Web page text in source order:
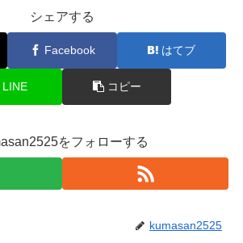
シェアする
Facebook はてブ
LINE コピー
をフォローする
kumasan2525